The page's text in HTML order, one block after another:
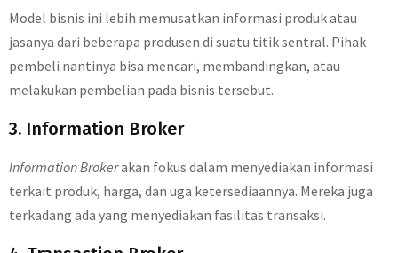
Model bisnis ini lebih memusatkan informasi produk atau
jasanya dari beberapa produsen di suatu titik sentral. Pihak
pembeli nantinya bisa mencari, membandingkan, atau
melakukan pembelian pada bisnis tersebut.
3. Information Broker
Information Brokerakan fokus dalam menyediakan informasi
terkait produk, harga, dan uga ketersediaannya. Mereka juga
terkadang ada yang menyediakan fasilitas transaksi.